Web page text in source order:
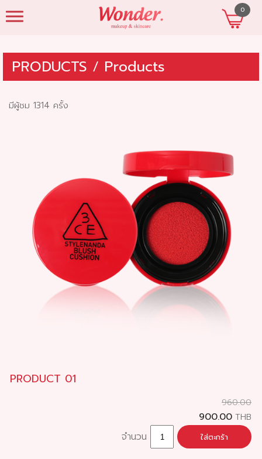
0
PRODUCTS / Products
มีผู้ชม 1314 ครั้ง
PRODUCT 01
960.00
900.00 THB
จำนวน